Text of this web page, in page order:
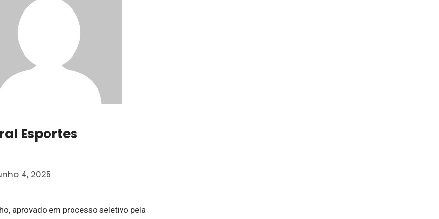
Esportes
4, 2025
aprovado em processo seletivo pela